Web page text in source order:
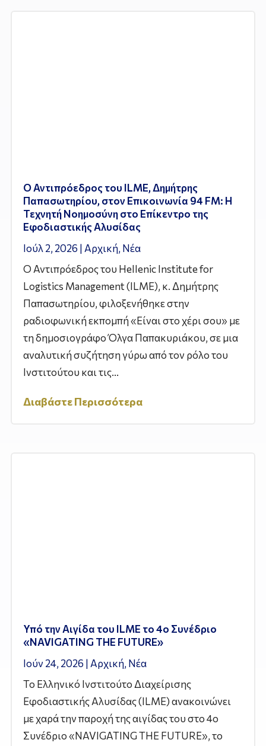
Ο Αντιπρόεδρος του ILME, Δημήτρης
Παπασωτηρίου, στον Επικοινωνία 94 FM: Η
Τεχνητή Νοημοσύνη στο Επίκεντρο της
Εφοδιαστικής Αλυσίδας
Ιούλ 2, 2026 | Αρχική, Νέα
Ο Αντιπρόεδρος του Hellenic Institute for
Logistics Management (ILME), κ. Δημήτρης
Παπασωτηρίου, φιλοξενήθηκε στην
ραδιοφωνική εκπομπή «Είναι στο χέρι σου» με
τη δημοσιογράφο Όλγα Παπακυριάκου, σε μια
αναλυτική συζήτηση γύρω από τον ρόλο του
Ινστιτούτου και τις...
Διαβάστε Περισσότερα
Υπό την Αιγίδα του ILME το 4ο Συνέδριο
«NAVIGATING THE FUTURE»
Ιούν 24, 2026 | Αρχική, Νέα
Το Ελληνικό Ινστιτούτο Διαχείρισης
Εφοδιαστικής Αλυσίδας (ILME) ανακοινώνει
με χαρά την παροχή της αιγίδας του στο 4ο
Συνέδριο «NAVIGATING THE FUTURE», το